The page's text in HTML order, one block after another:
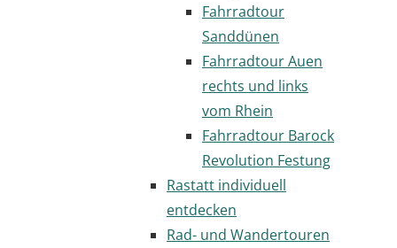
Fahrradtour
Sanddünen
Fahrradtour Auen
rechts und links
vom Rhein
Fahrradtour Barock
Revolution Festung
Rastatt individuell
entdecken
Rad- und Wandertouren